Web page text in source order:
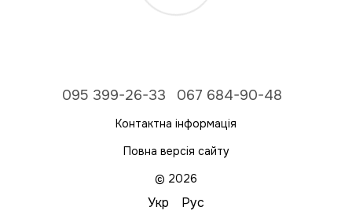
095 399-26-33 067 684-90-48
Контактна інформація
Повна версія сайту
© 2026
Укр Рус